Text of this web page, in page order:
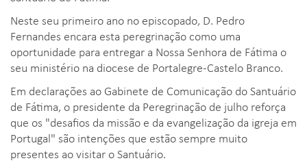
Neste seu primeiro ano no episcopado, D. Pedro
Fernandes encara esta peregrinação como uma
oportunidade para entregar a Nossa Senhora de Fátima o
seu ministério na diocese de Portalegre-Castelo Branco.
Em declarações ao Gabinete de Comunicação do Santuário
de Fátima, o presidente da Peregrinação de julho reforça
que os "desafios da missão e da evangelização da igreja em
Portugal" são intenções que estão sempre muito
presentes ao visitar o Santuário.